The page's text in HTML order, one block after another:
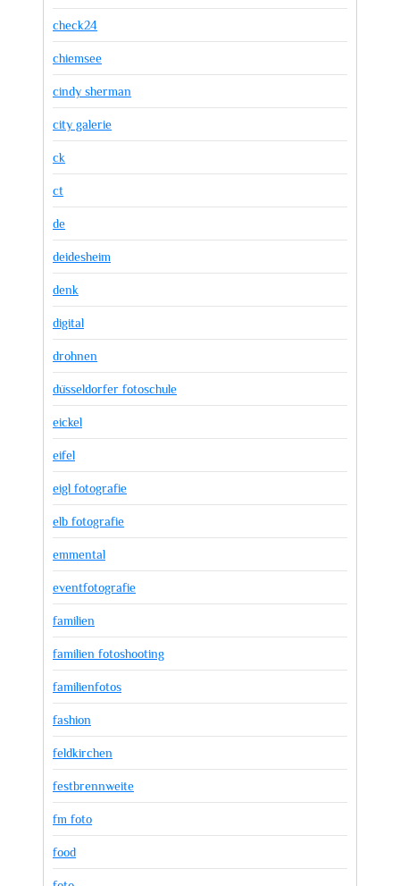
check24
chiemsee
cindy sherman
city galerie
ck
ct
de
deidesheim
denk
digital
drohnen
düsseldorfer fotoschule
eickel
eifel
eigl fotografie
elb fotografie
emmental
eventfotografie
familien
familien fotoshooting
familienfotos
fashion
feldkirchen
festbrennweite
fm foto
food